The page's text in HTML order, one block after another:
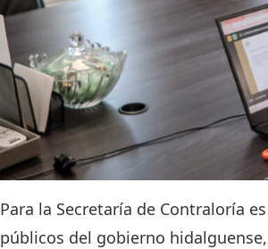
Para la Secretaría de Contraloría
públicos del gobierno